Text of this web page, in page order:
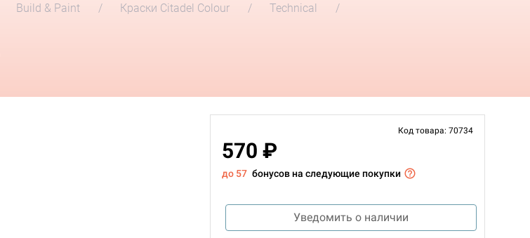
Build & Paint Краски Citadel Colour
Technical
Код товара: 70734
570 ₽
до 57 бонусов на следующие покупки
Уведомить о наличии